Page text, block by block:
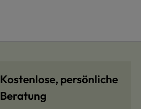
Kostenlose, persönliche
Beratung